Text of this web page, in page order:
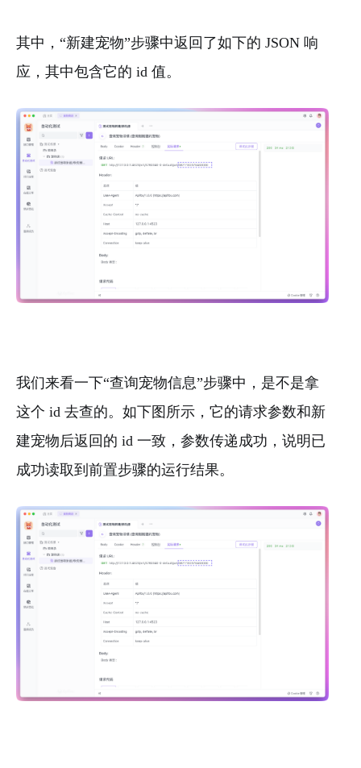
其中，“新建宠物”步骤中返回了如下的 JSON 响
应，其中包含它的 id 值。
我们来看一下“查询宠物信息”步骤中，是不是拿
这个 id 去查的。如下图所示，它的请求参数和新
建宠物后返回的 id 一致，参数传递成功，说明已
成功读取到前置步骤的运行结果。